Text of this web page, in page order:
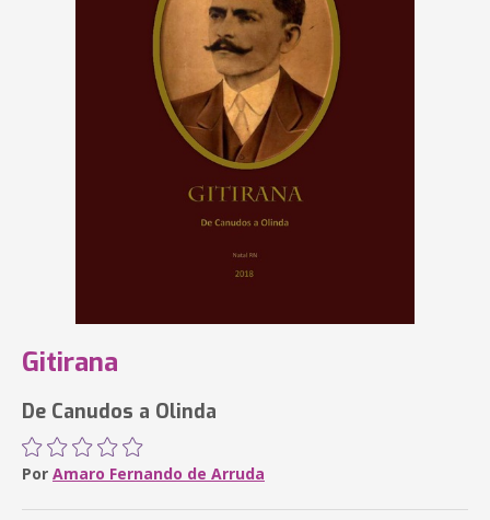
Gitirana
De Canudos a Olinda
Por Amaro Fernando de Arruda